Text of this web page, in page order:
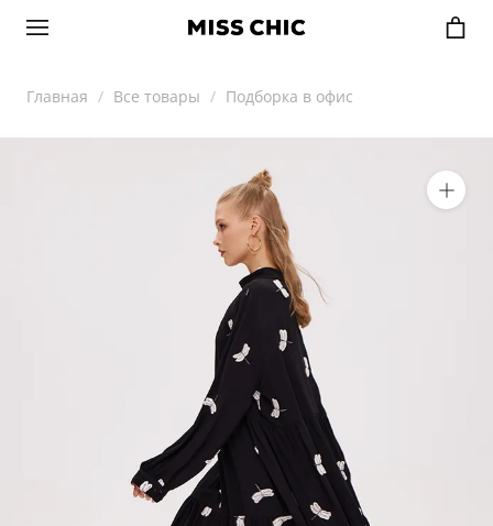
Главная Все товары Подборка в офис